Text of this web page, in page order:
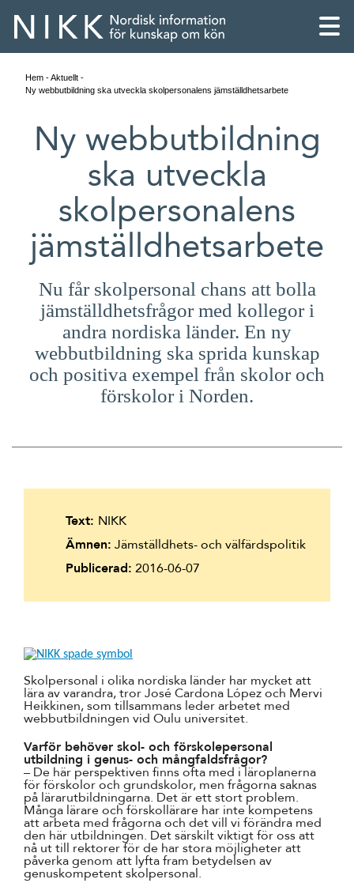
English
Skandinaviska
Suomi
Íslenska
Hem
Aktuellt
Ny webbutbildning ska utveckla skolpersonalens jämställdhetsarbete
Ny webbutbildning
ska utveckla
skolpersonalens
jämställdhetsarbete
Nu får skolpersonal chans att bolla
jämställdhetsfrågor med kollegor i
andra nordiska länder. En ny
webbutbildning ska sprida kunskap
och positiva exempel från skolor och
förskolor i Norden.
Skolpersonal i olika nordiska länder har mycket att
lära av varandra, tror José Cardona López och Mervi
Heikkinen, som tillsammans leder arbetet med
webbutbildningen vid Oulu universitet.
Varför behöver skol- och förskolepersonal
utbildning i genus- och mångfaldsfrågor?
– De här perspektiven finns ofta med i läroplanerna
för förskolor och grundskolor, men frågorna saknas
på lärarutbildningarna. Det är ett stort problem.
Många lärare och förskollärare har inte kompetens
att arbeta med frågorna och det vill vi förändra med
den här utbildningen. Det särskilt viktigt för oss att
nå ut till rektorer för de har stora möjligheter att
påverka genom att lyfta fram betydelsen av
genuskompetent skolpersonal.
Text: NIKK
Ämnen: Jämställdhets- och välfärdspolitik
Publicerad: 2016-06-07